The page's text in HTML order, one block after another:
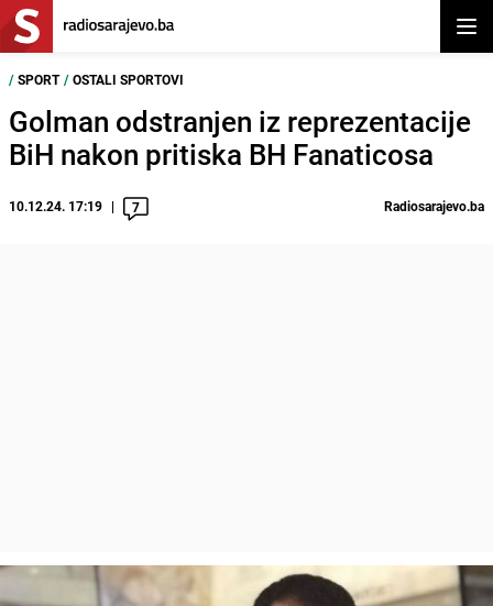
/ SPORT / OSTALI SPORTOVI
Golman odstranjen iz reprezentacije
BiH nakon pritiska BH Fanaticosa
10.12.24. 17:19 7 Radiosarajevo.ba